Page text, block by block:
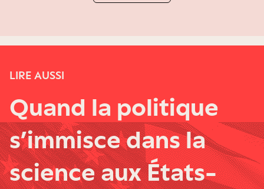
LIRE AUSSI
Quand la politique
s’immisce dans la
science aux États-